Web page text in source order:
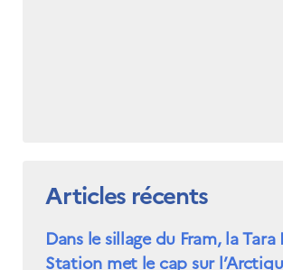
Articles récents
Dans le sillage du Fram, la Tara
Station met le cap sur